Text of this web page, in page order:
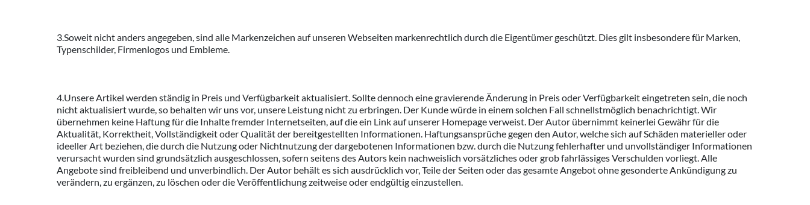
3.Soweit nicht anders angegeben, sind alle Markenzeichen auf unseren Webseiten markenrechtlich durch die Eigentümer geschützt. Dies gilt insbesondere für Marken,
Typenschilder, Firmenlogos und Embleme.
4.Unsere Artikel werden ständig in Preis und Verfügbarkeit aktualisiert. Sollte dennoch eine gravierende Änderung in Preis oder Verfügbarkeit eingetreten sein, die noch
nicht aktualisiert wurde, so behalten wir uns vor, unsere Leistung nicht zu erbringen. Der Kunde würde in einem solchen Fall schnellstmöglich benachrichtigt. Wir
übernehmen keine Haftung für die Inhalte fremder Internetseiten, auf die ein Link auf unserer Homepage verweist. Der Autor übernimmt keinerlei Gewähr für die
Aktualität, Korrektheit, Vollständigkeit oder Qualität der bereitgestellten Informationen. Haftungsansprüche gegen den Autor, welche sich auf Schäden materieller oder
ideeller Art beziehen, die durch die Nutzung oder Nichtnutzung der dargebotenen Informationen bzw. durch die Nutzung fehlerhafter und unvollständiger Informationen
verursacht wurden sind grundsätzlich ausgeschlossen, sofern seitens des Autors kein nachweislich vorsätzliches oder grob fahrlässiges Verschulden vorliegt. Alle
Angebote sind freibleibend und unverbindlich. Der Autor behält es sich ausdrücklich vor, Teile der Seiten oder das gesamte Angebot ohne gesonderte Ankündigung zu
verändern, zu ergänzen, zu löschen oder die Veröffentlichung zeitweise oder endgültig einzustellen.